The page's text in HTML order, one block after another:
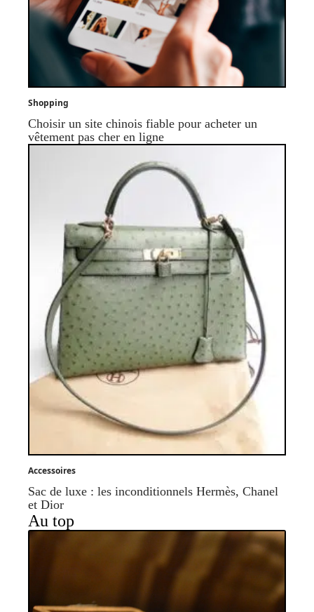
Shopping
Choisir un site chinois fiable pour acheter un
vêtement pas cher en ligne
Accessoires
Sac de luxe : les inconditionnels Hermès, Chanel
et Dior
Au top